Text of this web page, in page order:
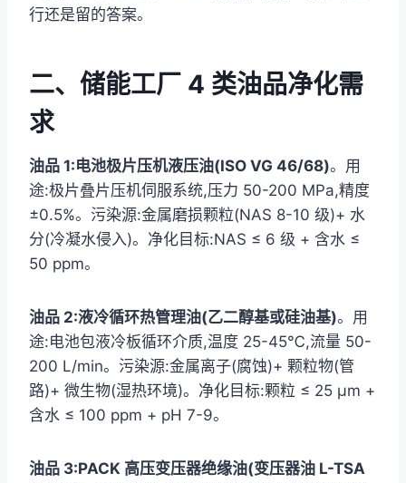
行还是留的答案。
二、储能工厂 4 类油品净化需
求
油品 1:电池极片压机液压油(ISO VG 46/68)。用
途:极片叠片压机伺服系统,压力 50-200 MPa,精度
±0.5%。污染源:金属磨损颗粒(NAS 8-10 级)+ 水
分(冷凝水侵入)。净化目标:NAS ≤ 6 级 + 含水 ≤
50 ppm。
油品 2:液冷循环热管理油(乙二醇基或硅油基)。用
途:电池包液冷板循环介质,温度 25-45℃,流量 50-
200 L/min。污染源:金属离子(腐蚀)+ 颗粒物(管
路)+ 微生物(湿热环境)。净化目标:颗粒 ≤ 25 μm +
含水 ≤ 100 ppm + pH 7-9。
油品 3:PACK 高压变压器绝缘油(变压器油 L-TSA